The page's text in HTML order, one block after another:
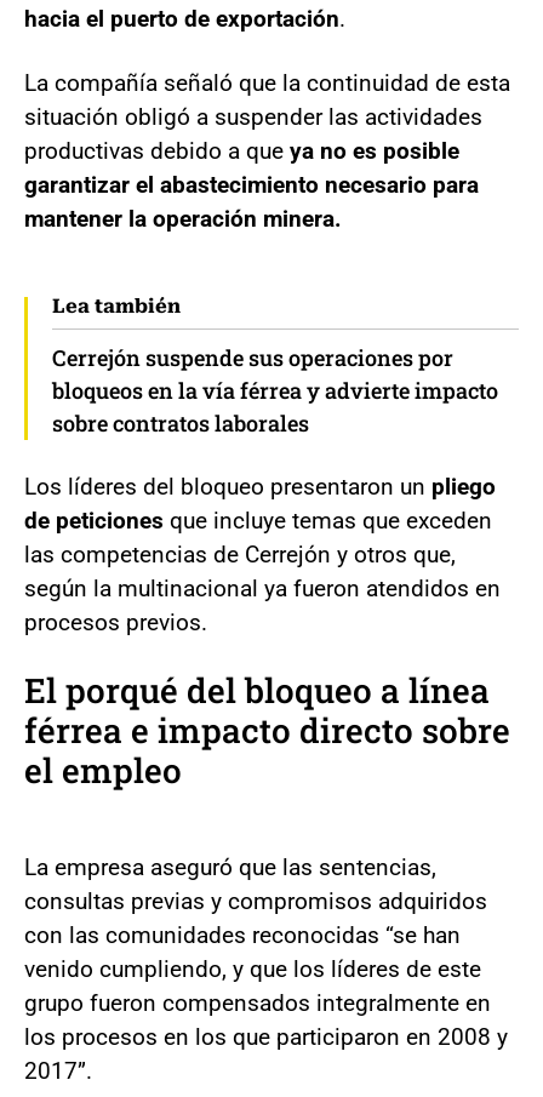
hacia el puerto de exportación.
La compañía señaló que la continuidad de esta
situación obligó a suspender las actividades
productivas debido a que ya no es posible
garantizar el abastecimiento necesario para
mantener la operación minera.
Lea también
Cerrejón suspende sus operaciones por
bloqueos en la vía férrea y advierte impacto
sobre contratos laborales
Los líderes del bloqueo presentaron un pliego
de peticiones que incluye temas que exceden
las competencias de Cerrejón y otros que,
según la multinacional ya fueron atendidos en
procesos previos.
El porqué del bloqueo a línea
férrea e impacto directo sobre
el empleo
La empresa aseguró que las sentencias,
consultas previas y compromisos adquiridos
con las comunidades reconocidas “se han
venido cumpliendo, y que los líderes de este
grupo fueron compensados integralmente en
los procesos en los que participaron en 2008 y
2017”.